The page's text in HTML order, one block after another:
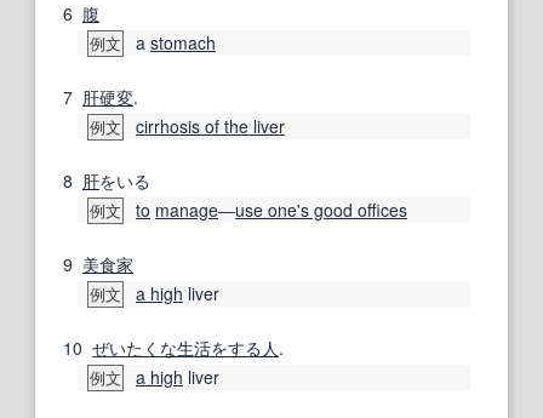
6 腹
例文 a stomach
7 肝硬変.
例文 cirrhosis of the liver
8 肝をいる
例文 to manage―use one's good offices
9 美食家
例文 a high liver
10 ぜいたくな生活をする 人.
例文 a high liver